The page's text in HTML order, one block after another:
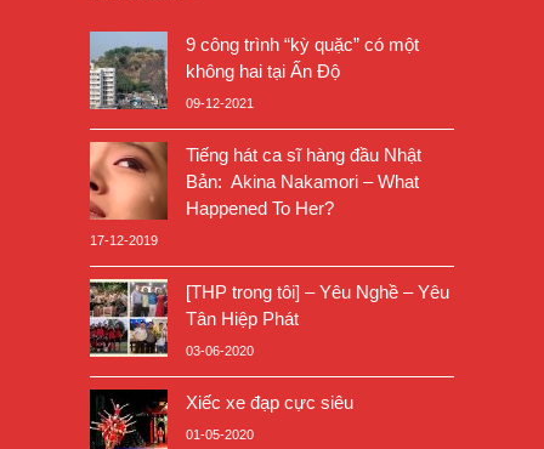
9 công trình “kỳ quặc” có một
không hai tại Ấn Độ
09-12-2021
Tiếng hát ca sĩ hàng đầu Nhật
Bản: Akina Nakamori – What
Happened To Her?
17-12-2019
[THP trong tôi] – Yêu Nghề – Yêu
Tân Hiệp Phát
03-06-2020
Xiếc xe đạp cực siêu
01-05-2020